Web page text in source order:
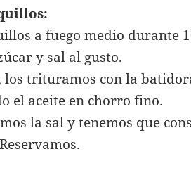
a fuego medio durante
y sal al gusto.
los trituramos con la
el aceite en chorro fino.
la sal y tenemos que